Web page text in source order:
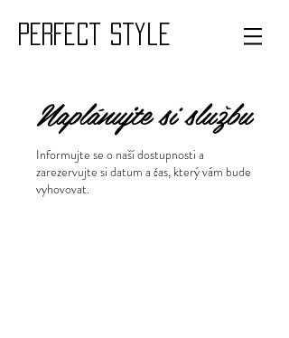
PERFECT style
Naplánujte si službu
Informujte se o naší dostupnosti a
zarezervujte si datum a čas, který vám bude
vyhovovat.